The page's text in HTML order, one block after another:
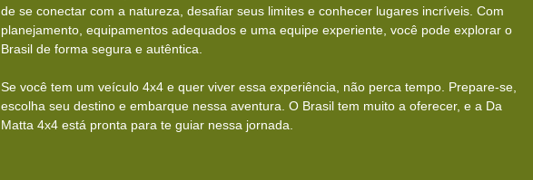
de se conectar com a natureza, desafiar seus limites e conhecer lugares incríveis. Com
planejamento, equipamentos adequados e uma equipe experiente, você pode explorar o
Brasil de forma segura e autêntica.
Se você tem um veículo 4x4 e quer viver essa experiência, não perca tempo. Prepare-se,
escolha seu destino e embarque nessa aventura. O Brasil tem muito a oferecer, e a Da
Matta 4x4 está pronta para te guiar nessa jornada.